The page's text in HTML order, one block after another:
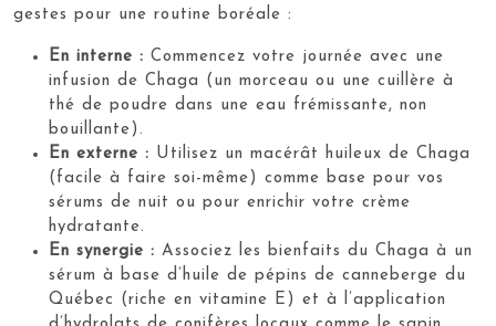
gestes pour une routine boréale :
En interne : Commencez votre journée avec une
infusion de Chaga (un morceau ou une cuillère à
thé de poudre dans une eau frémissante, non
bouillante).
En externe : Utilisez un macérât huileux de Chaga
(facile à faire soi-même) comme base pour vos
sérums de nuit ou pour enrichir votre crème
hydratante.
En synergie : Associez les bienfaits du Chaga à un
sérum à base d’huile de pépins de canneberge du
Québec (riche en vitamine E) et à l’application